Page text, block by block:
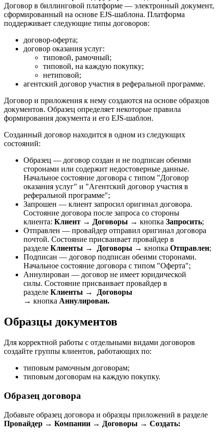
Договор в биллинговой платформе — электронный документ,
сформированный на основе EJS-шаблона. Платформа
поддерживает следующие типы договоров:
договор-оферта;
договор оказания услуг:
типовой, рамочный;
типовой, на каждую покупку;
нетиповой;
агентский договор участия в реферальной программе.
Договор и приложения к нему создаются на основе образцов
документов. Образец определяет некоторые правила
формирования документа и его EJS-шаблон.
Созданный договор находится в одном из следующих
состояний:
Образец — договор создан и не подписан обеими
сторонами или содержит недостоверные данные.
Начальное состояние договора с типом "Договор
оказания услуг" и "Агентский договор участия в
реферальной программе";
Запрошен — клиент запросил оригинал договора.
Состояние договора после запроса со стороны
клиента: Клиент → Договоры → кнопка Запросить;
Отправлен — провайдер отправил оригинал договора
почтой. Состояние присваивает провайдер в
разделе Клиенты → Договоры → кнопка Отправлен;
Подписан — договор подписан обеими сторонами.
Начальное состояние договора с типом "Оферта";
Аннулирован — договор не имеет юридической
силы. Состояние присваивает провайдер в
разделе Клиенты →
Договоры
→ кнопка Аннулирован.
Образцы документов
Для корректной работы с отдельными видами договоров
создайте группы клиентов, работающих по:
типовым рамочным договорам;
типовым договорам на каждую покупку.
Образец договора
Добавьте образец договора и образцы приложений в разделе
Провайдер → Компании → Договоры → Создать: